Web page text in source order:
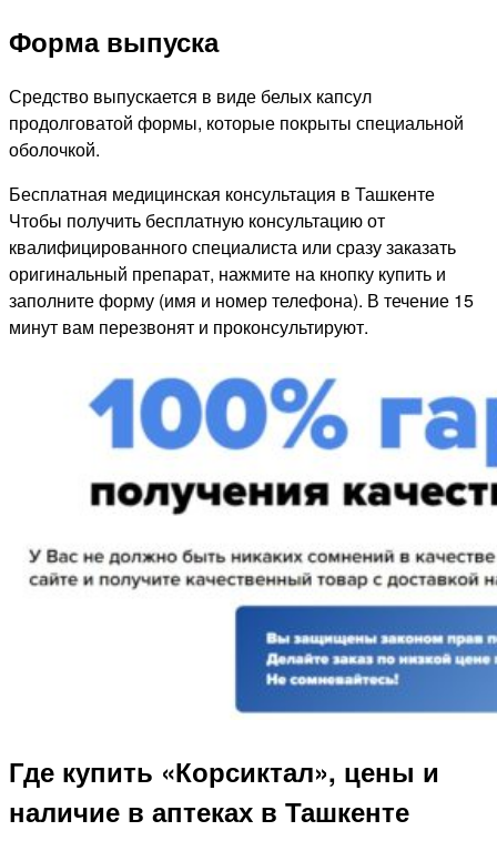
Форма выпуска
Средство выпускается в виде белых капсул
продолговатой формы, которые покрыты специальной
оболочкой.
Бесплатная медицинская консультация в Ташкенте
Чтобы получить бесплатную консультацию от
квалифицированного специалиста или сразу заказать
оригинальный препарат, нажмите на кнопку купить и
заполните форму (имя и номер телефона). В течение 15
минут вам перезвонят и проконсультируют.
Где купить «Корсиктал», цены и
наличие в аптеках в Ташкенте